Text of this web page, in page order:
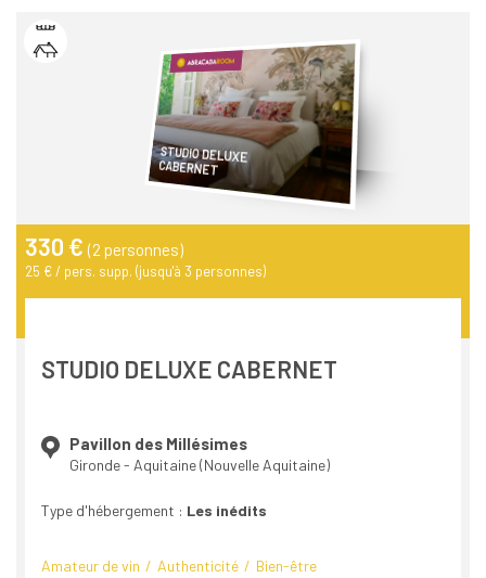
STUDIO DELUXE
CABERNET
330 € (2 personnes)
25 € / pers. supp. (jusqu'à 3 personnes)
STUDIO DELUXE CABERNET
Pavillon des Millésimes
Gironde - Aquitaine (Nouvelle Aquitaine)
Type d'hébergement : Les inédits
Amateur de vin Authenticité Bien-être